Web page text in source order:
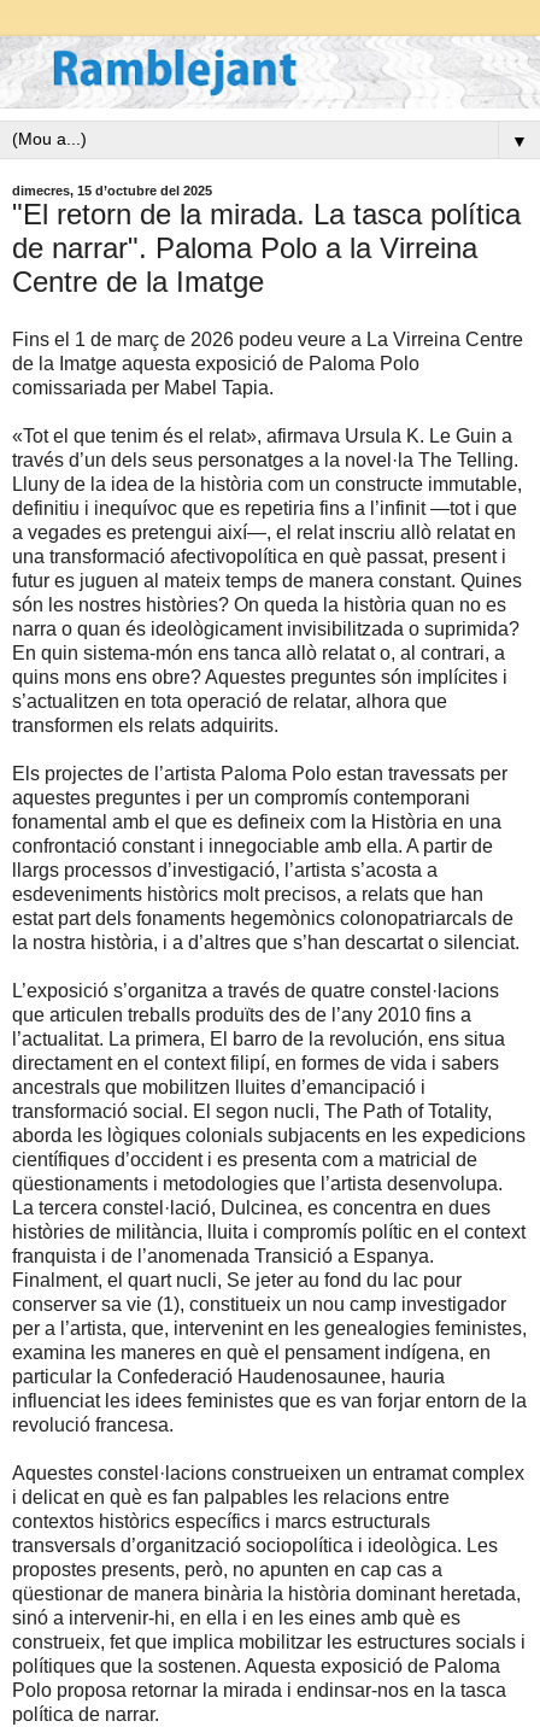
▼
dimecres, 15 d’octubre del 2025
"El retorn de la mirada. La tasca política
de narrar". Paloma Polo a la Virreina
Centre de la Imatge
Fins el 1 de març de 2026 podeu veure a La Virreina Centre
de la Imatge aquesta exposició de Paloma Polo
comissariada per Mabel Tapia.
«Tot el que tenim és el relat», afirmava Ursula K. Le Guin a
través d’un dels seus personatges a la novel·la The Telling.
Lluny de la idea de la història com un constructe immutable,
definitiu i inequívoc que es repetiria fins a l’infinit —tot i que
a vegades es pretengui així—, el relat inscriu allò relatat en
una transformació afectivopolítica en què passat, present i
futur es juguen al mateix temps de manera constant. Quines
són les nostres històries? On queda la història quan no es
narra o quan és ideològicament invisibilitzada o suprimida?
En quin sistema-món ens tanca allò relatat o, al contrari, a
quins mons ens obre? Aquestes preguntes són implícites i
s’actualitzen en tota operació de relatar, alhora que
transformen els relats adquirits.
Els projectes de l’artista Paloma Polo estan travessats per
aquestes preguntes i per un compromís contemporani
fonamental amb el que es defineix com la Història en una
confrontació constant i innegociable amb ella. A partir de
llargs processos d’investigació, l’artista s’acosta a
esdeveniments històrics molt precisos, a relats que han
estat part dels fonaments hegemònics colonopatriarcals de
la nostra història, i a d’altres que s’han descartat o silenciat.
L’exposició s’organitza a través de quatre constel·lacions
que articulen treballs produïts des de l’any 2010 fins a
l’actualitat. La primera, El barro de la revolución, ens situa
directament en el context filipí, en formes de vida i sabers
ancestrals que mobilitzen lluites d’emancipació i
transformació social. El segon nucli, The Path of Totality,
aborda les lògiques colonials subjacents en les expedicions
científiques d’occident i es presenta com a matricial de
qüestionaments i metodologies que l’artista desenvolupa.
La tercera constel·lació, Dulcinea, es concentra en dues
històries de militància, lluita i compromís polític en el context
franquista i de l’anomenada Transició a Espanya.
Finalment, el quart nucli, Se jeter au fond du lac pour
conserver sa vie (1), constitueix un nou camp investigador
per a l’artista, que, intervenint en les genealogies feministes,
examina les maneres en què el pensament indígena, en
particular la Confederació Haudenosaunee, hauria
influenciat les idees feministes que es van forjar entorn de la
revolució francesa.
Aquestes constel·lacions construeixen un entramat complex
i delicat en què es fan palpables les relacions entre
contextos històrics específics i marcs estructurals
transversals d’organització sociopolítica i ideològica. Les
propostes presents, però, no apunten en cap cas a
qüestionar de manera binària la història dominant heretada,
sinó a intervenir-hi, en ella i en les eines amb què es
construeix, fet que implica mobilitzar les estructures socials i
polítiques que la sostenen. Aquesta exposició de Paloma
Polo proposa retornar la mirada i endinsar-nos en la tasca
política de narrar.